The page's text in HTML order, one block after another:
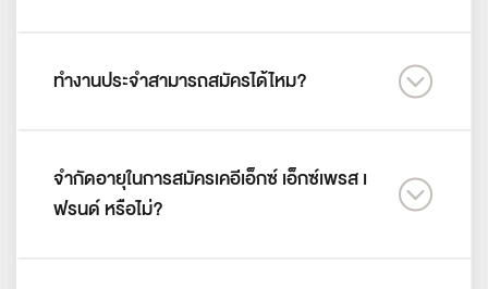
ทำงานประจำสามารถสมัครได้ไหม?
จำกัดอายุในการสมัครเคอีเอ็กซ์ เอ็กซ์เพรส เ
ฟรนด์ หรือไม่?